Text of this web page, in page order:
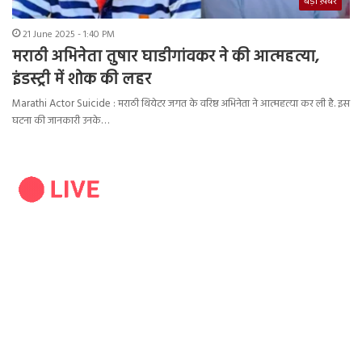
21 June 2025 - 1:40 PM
मराठी अभिनेता तुषार घाडीगांवकर ने की आत्महत्या,
इंडस्ट्री में शोक की लहर
Marathi Actor Suicide : मराठी थियेटर जगत के वरिष्ठ अभिनेता ने आत्महत्या कर ली है. इस
घटना की जानकारी उनके…